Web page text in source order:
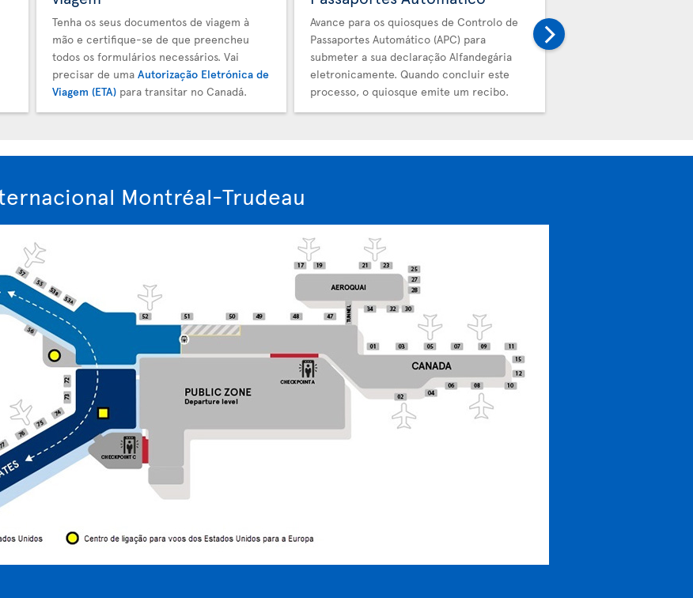
Tenha os seus documentos de viagem à
mão e certifique-se de que preencheu
todos os formulários necessários. Vai
precisar de uma Autorização Eletrónica de
Viagem (ETA) para transitar no Canadá.
Avance para os quiosques de Controlo de
Passaportes Automático (APC) para
submeter a sua declaração Alfandegária
eletronicamente. Quando concluir este
processo, o quiosque emite um recibo.
Montréal-Trudeau